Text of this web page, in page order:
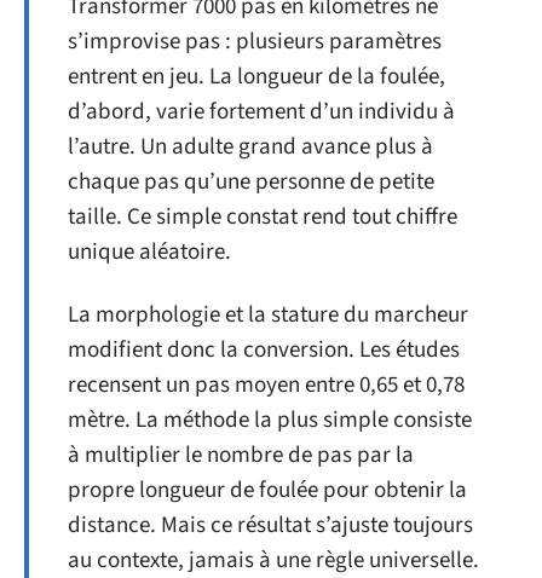
Transformer 7000 pas en kilomètres ne
s’improvise pas : plusieurs paramètres
entrent en jeu. La longueur de la foulée,
d’abord, varie fortement d’un individu à
l’autre. Un adulte grand avance plus à
chaque pas qu’une personne de petite
taille. Ce simple constat rend tout chiffre
unique aléatoire.
La morphologie et la stature du marcheur
modifient donc la conversion. Les études
recensent un pas moyen entre 0,65 et 0,78
mètre. La méthode la plus simple consiste
à multiplier le nombre de pas par la
propre longueur de foulée pour obtenir la
distance. Mais ce résultat s’ajuste toujours
au contexte, jamais à une règle universelle.